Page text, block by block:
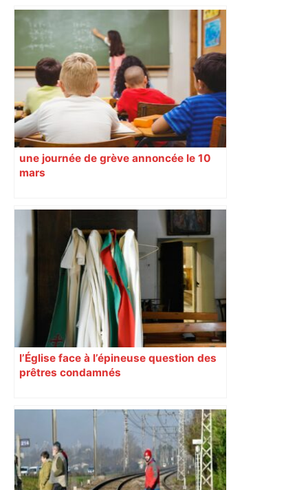
une journée de grève annoncée le 10
mars
l’Église face à l’épineuse question des
prêtres condamnés